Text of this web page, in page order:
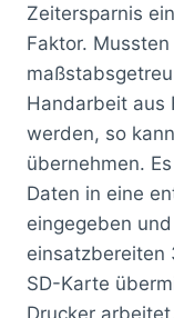
Zeitersparnis
Faktor.
Handarbeit aus
werden, so
übernehmen.
Daten in eine
eingegeben
einsatzbereiten
SD-Karte
Drucker